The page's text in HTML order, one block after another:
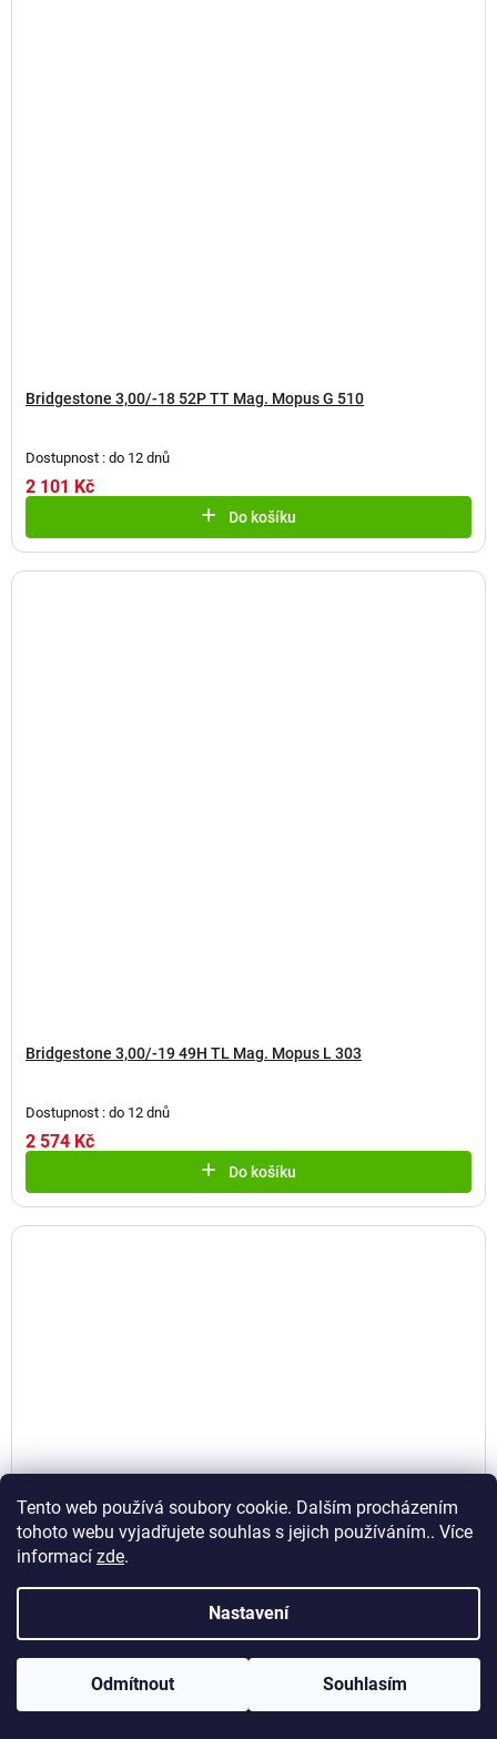
Tento web používá soubory cookie. Dalším procházením
tohoto webu vyjadřujete souhlas s jejich používáním.. Více
informací zde.
Nastavení
Odmítnout Souhlasím
Bridgestone 3,00/-18 52P TT Mag. Mopus G 510
Dostupnost : do 12 dnů
2 101 Kč
Do košíku
Bridgestone 3,00/-19 49H TL Mag. Mopus L 303
Dostupnost : do 12 dnů
2 574 Kč
Do košíku
Bridgestone 3,00/-19 49S TT Mag. Mopus L 303